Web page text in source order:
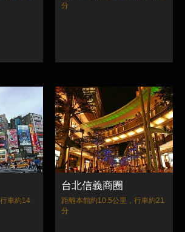
分
車約14
台北信義商圈
距離本館約10.5公里，行車約21
分